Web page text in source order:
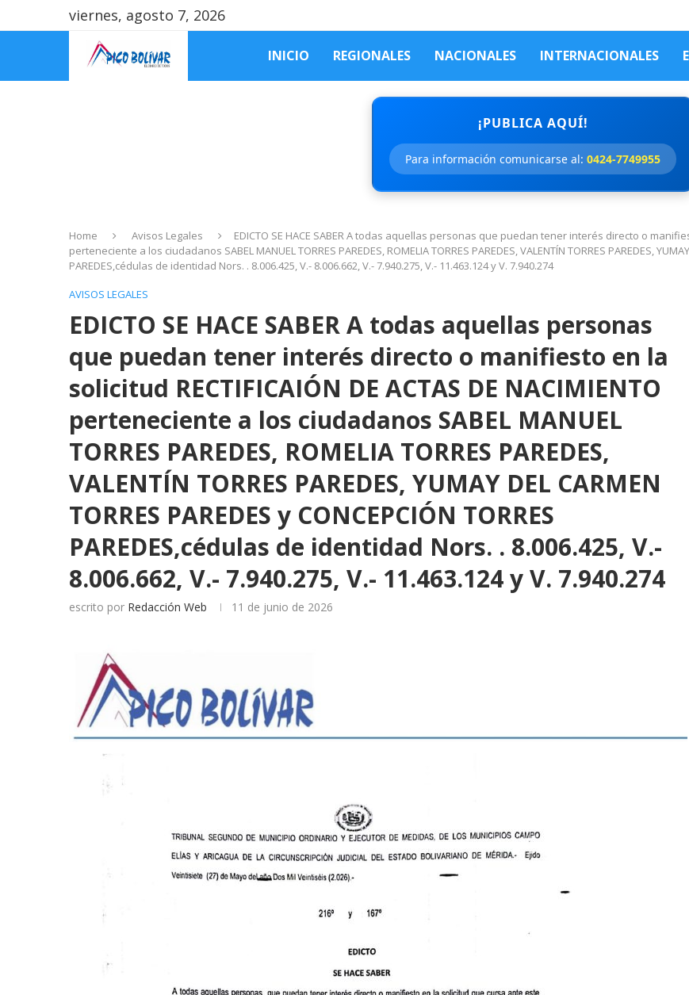
viernes, agosto 7, 2026
INICIO REGIONALES NACIONALES INTERNACIONALES
¡PUBLICA AQUÍ!
Para información comunicarse al: 0424-7749955
Home Avisos Legales
EDICTO SE HACE SABER A todas aquellas personas que puedan tener interés directo o
perteneciente a los ciudadanos SABEL MANUEL TORRES PAREDES, ROMELIA TORRES PAREDES, VALENTÍN TORRES PAREDES,
PAREDES,cédulas de identidad Nors. . 8.006.425, V.- 8.006.662, V.- 7.940.275, V.- 11.463.124 y V. 7.940.274
AVISOS LEGALES
EDICTO SE HACE SABER A todas aquellas personas
que puedan tener interés directo o manifiesto en la
solicitud RECTIFICAIÓN DE ACTAS DE NACIMIENTO
perteneciente a los ciudadanos SABEL MANUEL
TORRES PAREDES, ROMELIA TORRES PAREDES,
VALENTÍN TORRES PAREDES, YUMAY DEL CARMEN
TORRES PAREDES y CONCEPCIÓN TORRES
PAREDES,cédulas de identidad Nors. . 8.006.425, V.-
8.006.662, V.- 7.940.275, V.- 11.463.124 y V. 7.940.274
escrito por Redacción Web 11 de junio de 2026